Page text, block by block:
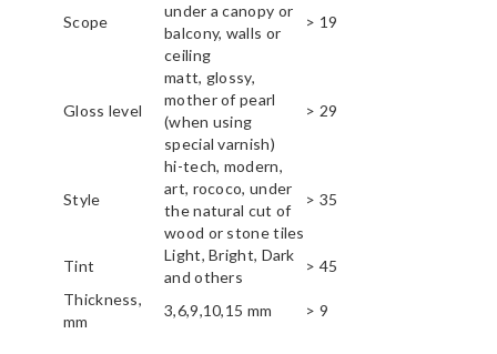
Scope
under a canopy or
balcony, walls or
ceiling
> 19
Gloss level
matt, glossy,
mother of pearl
(when using
special varnish)
> 29
Style
hi-tech, modern,
art, rococo, under
the natural cut of
wood or stone tiles
> 35
Tint
Light, Bright, Dark
and others
> 45
Thickness,
mm
3,6,9,10,15 mm > 9